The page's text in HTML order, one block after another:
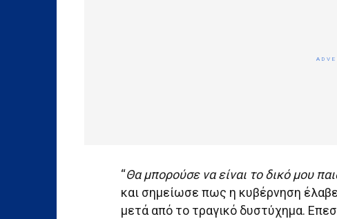
“Θα μπορούσε να είναι το δικό μου
και σημείωσε πως η κυβέρνηση
μετά από το τραγικό δυστύχημα.